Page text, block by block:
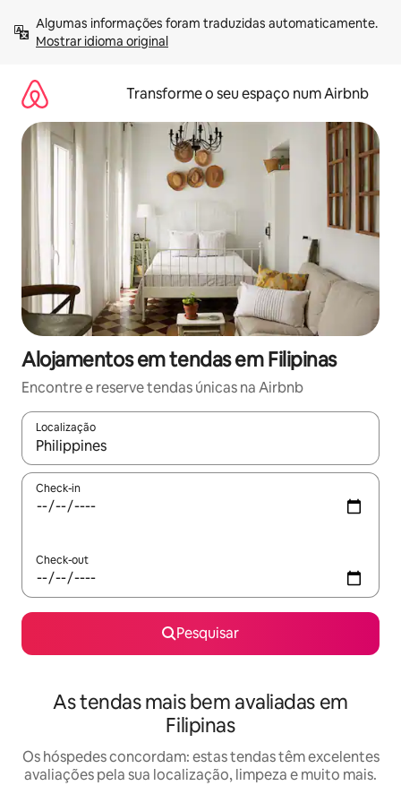
para
Mostrar idioma original
Transforme o seu espaço num Airbnb
Alojamentos em tendas em Filipinas
Encontre e reserve tendas únicas na Airbnb
Localização
Quando os resultados estiverem disponíveis, navegue com
Check-in
Check-out
Pesquisar
As tendas mais bem avaliadas em
Filipinas
Os hóspedes concordam: estas tendas têm excelentes
avaliações pela sua localização, limpeza e muito mais.